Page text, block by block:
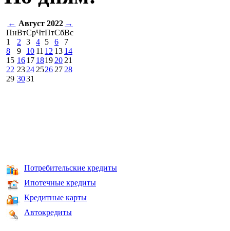
← Август 2022 →
ПнВтСрЧтПтСбВс
1
2 3 4 5 6
7
8
9 10 11 12 13 14
15 1617 1819 20 21
22 2324 2526 27 28
29 3031
Потребительские кредиты
Ипотечные кредиты
Кредитные карты
Автокредиты